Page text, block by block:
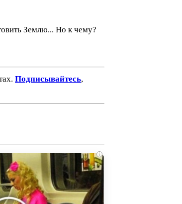
Землю... Но к чему?
Подписывайтесь,
i